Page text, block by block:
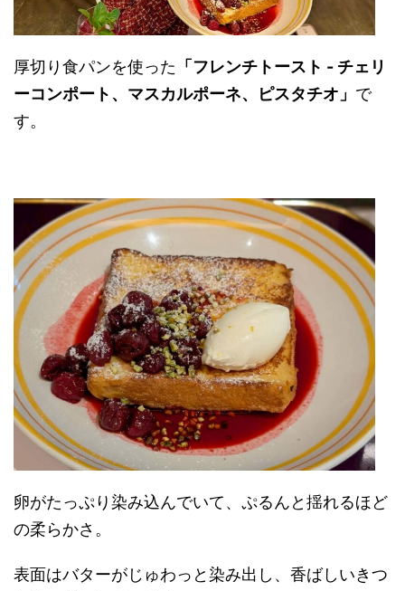
厚切り食パンを使った 「フレンチトースト - チェリ
ーコンポート、マスカルポーネ、ピスタチオ」 で
す。
卵がたっぷり染み込んでいて、ぷるんと揺れるほど
の柔らかさ。
表面はバターがじゅわっと染み出し、香ばしいきつ